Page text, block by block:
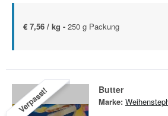
€ 7,56 / kg - 250 g Packung
Verpasst! Butter
Marke: